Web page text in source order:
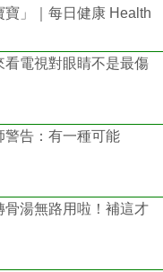
」｜每日健康 Health
電視對眼睛不是最傷
警告：有一種可能
骨湯無路用啦！補這才